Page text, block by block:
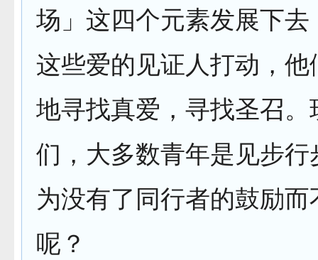
场」这四个元素发展下
这些爱的见证人打动，
地寻找真爱，寻找圣召。
们，大多数青年是见步
为没有了同行者的鼓励
呢？